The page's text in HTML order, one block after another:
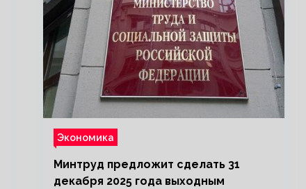
Экономика
Минтруд предложит сделать 31
декабря 2025 года выходным